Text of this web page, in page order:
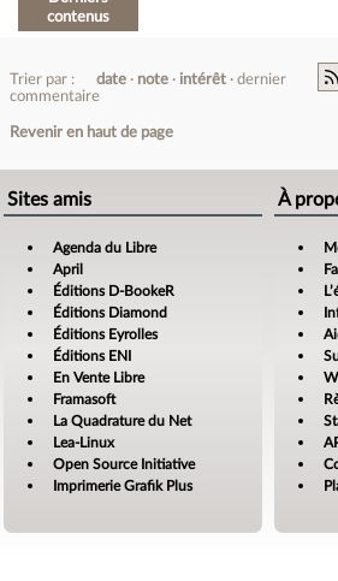
contenus
Trier par : date note intérêt
dernier
commentaire
Revenir en haut de page
Sites amis
Agenda du Libre
April
Éditions D-BookeR
Éditions Diamond
Éditions Eyrolles
Éditions ENI
En Vente Libre
Framasoft
La Quadrature du Net
Lea-Linux
Open Source Initiative
Imprimerie Grafik Plus
À